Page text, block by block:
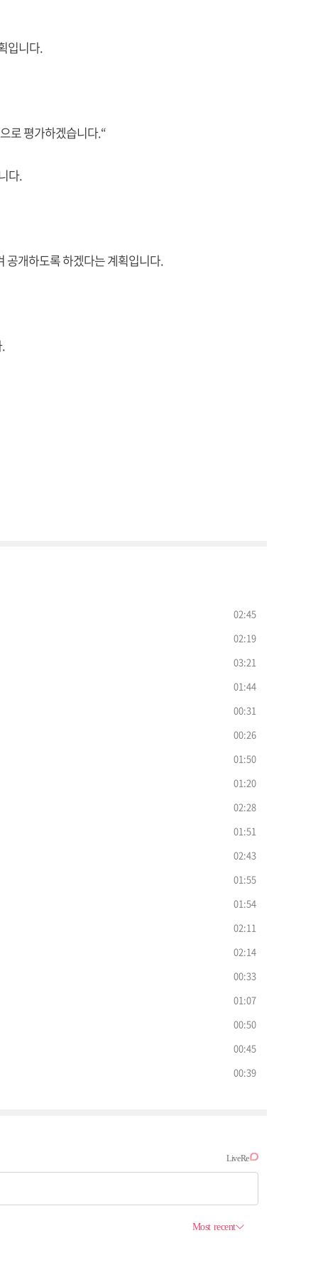
입니다.
로 평가하겠습니다.“
다.
공개하도록 하겠다는 계획입니다.
02:45
02:19
03:21
01:44
00:31
00:26
01:50
01:20
02:28
01:51
02:43
01:55
01:54
02:11
02:14
00:33
01:07
00:50
00:45
00:39